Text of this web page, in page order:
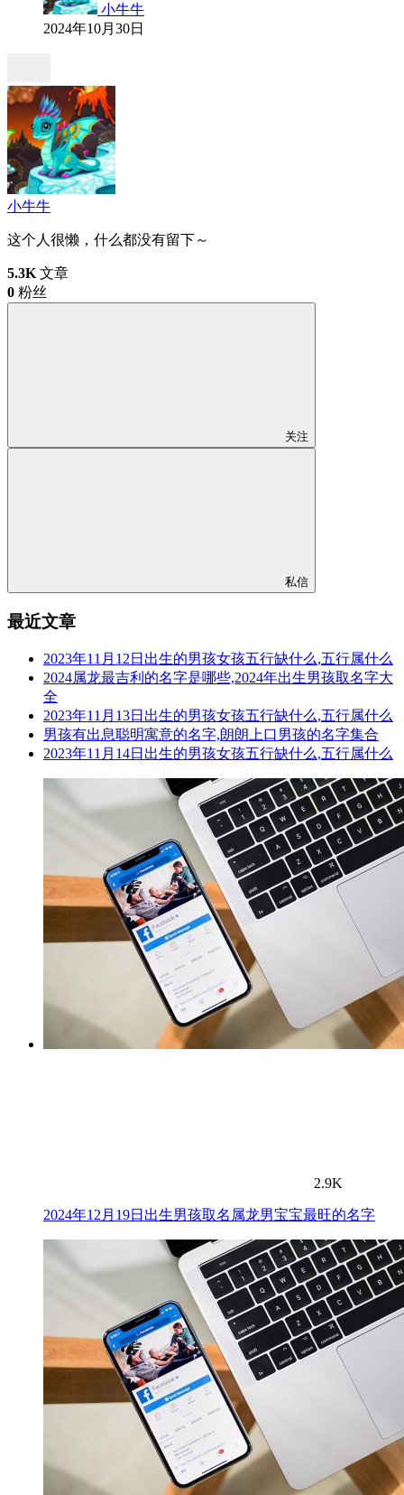
小牛牛
2024年10月30日
小牛牛
这个人很懒，什么都没有留下～
5.3K 文章
0 粉丝
关注
私信
最近文章
2023年11月12日出生的男孩女孩五行缺什么,五行属什么
2024属龙最吉利的名字是哪些,2024年出生男孩取名字大
全
2023年11月13日出生的男孩女孩五行缺什么,五行属什么
男孩有出息聪明寓意的名字,朗朗上口男孩的名字集合
2023年11月14日出生的男孩女孩五行缺什么,五行属什么
2.9K
2024年12月19日出生男孩取名属龙男宝宝最旺的名字